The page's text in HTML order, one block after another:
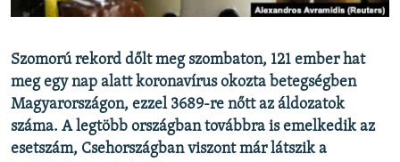
A MÚLT TANULSÁGAI
KÖVESSEN MINKET!
Valamennyi RFE/RL weboldal
Szomorú rekord dőlt meg szombaton, 121 ember hat
meg egy nap alatt koronavírus okozta betegségben
Magyarországon, ezzel 3689-re nőtt az áldozatok
száma. A legtöbb országban továbbra is emelkedik az
esetszám, Csehországban viszont már látszik a